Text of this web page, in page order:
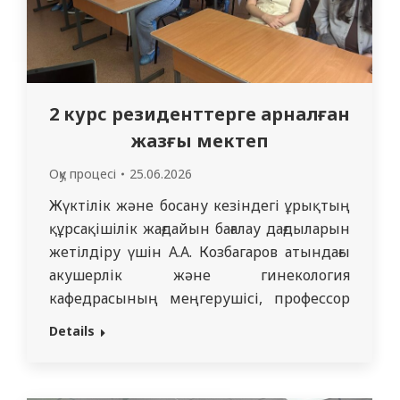
2 курс резиденттерге арналған
жазғы мектеп
Оқу процесі 25.06.2026
Жүктілік және босану кезіндегі ұрықтың
құрсақішілік жағдайын бағалау дағдыларын
жетілдіру үшін А.А. Козбагаров атындағы
акушерлік және гинекология
кафедрасының меңгерушісі, профессор
Гульяш Алтынғазықызы Танышева 2026
Details